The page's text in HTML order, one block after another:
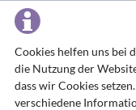
Cookies helfen uns bei
die Nutzung der
dass wir Cookies setzen.
verschiedene